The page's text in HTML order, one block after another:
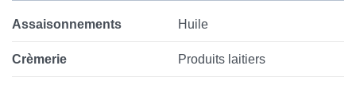
Assaisonnements Huile
Crèmerie Produits laitiers